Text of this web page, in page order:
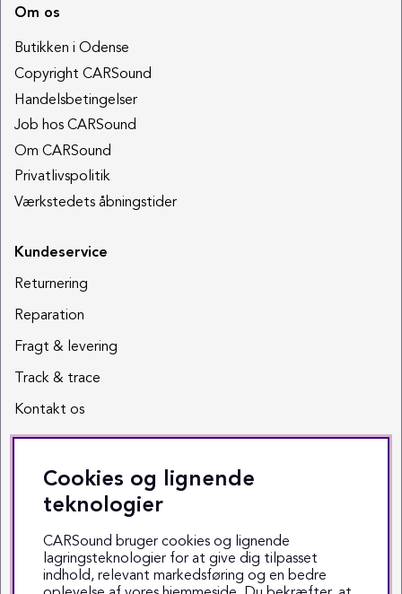
Om os
Butikken i Odense
Copyright CARSound
Handelsbetingelser
Job hos CARSound
Om CARSound
Privatlivspolitik
Værkstedets åbningstider
Kundeservice
Returnering
Reparation
Fragt & levering
Track & trace
Kontakt os
Sociale medier
Facebook
Instagram
Youtube
Cookies og lignende
teknologier
CARSound bruger cookies og lignende
lagringsteknologier for at give dig tilpasset
indhold, relevant markedsføring og en bedre